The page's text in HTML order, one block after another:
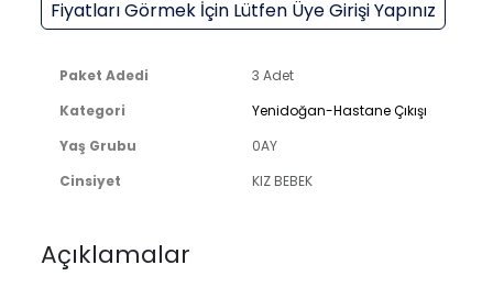
Fiyatları Görmek İçin Lütfen Üye Girişi Yapınız
Paket Adedi
3 Adet
Kategori
Yenidoğan-Hastane Çıkışı
Yaş Grubu
0AY
Cinsiyet
KIZ BEBEK
Açıklamalar